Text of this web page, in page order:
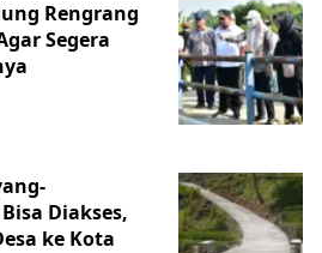
Rengrang
Segera
Diakses,
ke Kota